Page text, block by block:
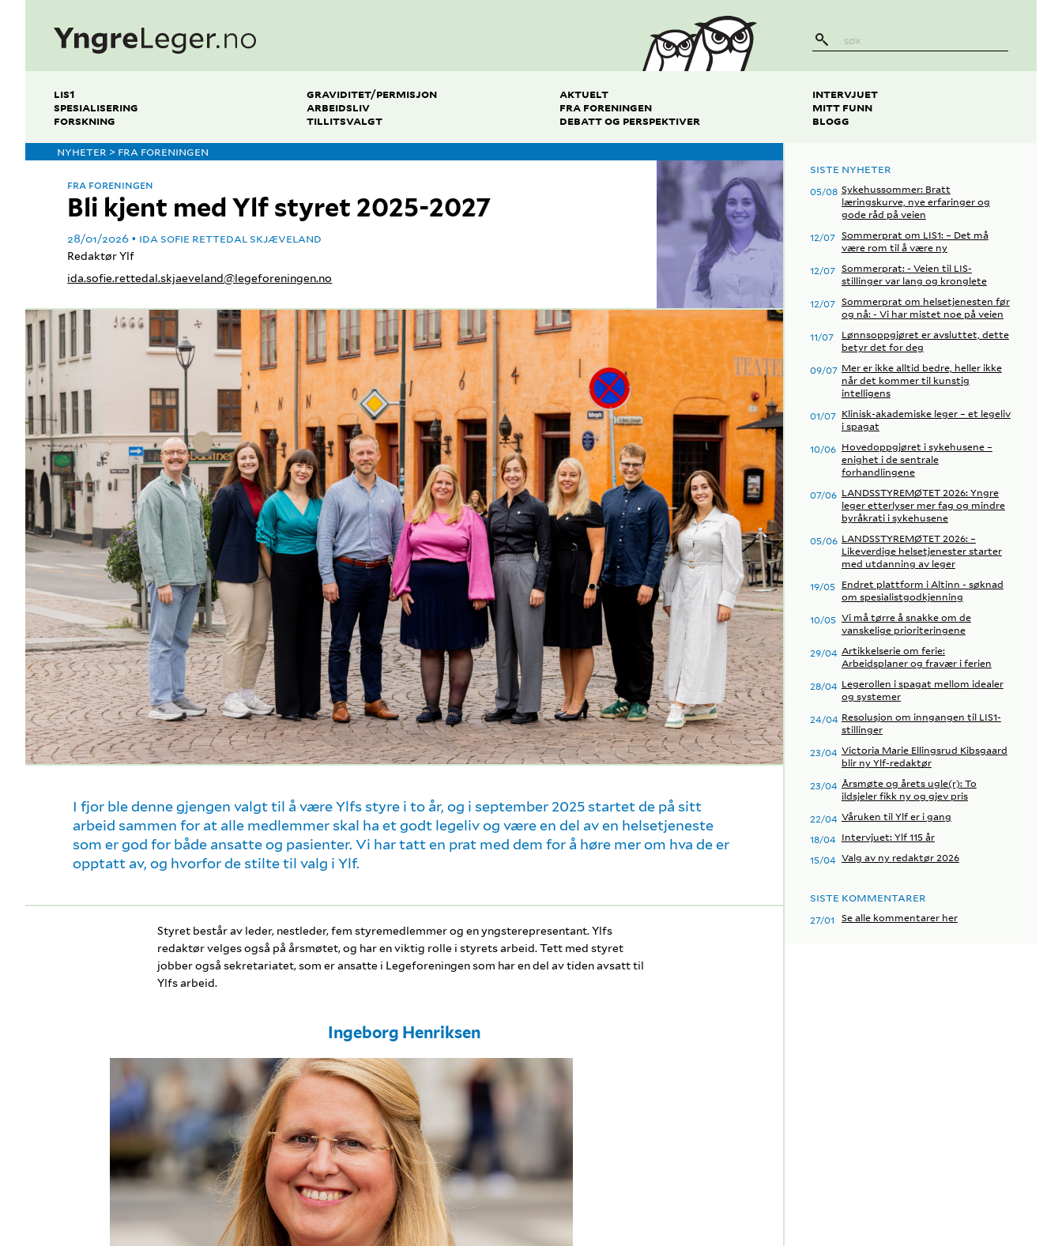
LIS1
SPESIALISERING
FORSKNING
GRAVIDITET/PERMISJON
ARBEIDSLIV
TILLITSVALGT
AKTUELT
FRA FORENINGEN
DEBATT OG PERSPEKTIVER
INTERVJUET
MITT FUNN
BLOGG
NYHETER > FRA FORENINGEN
Bli kjent med Ylf styret 2025-2027
FRA FORENINGEN
28/01/2026 IDA SOFIE RETTEDAL SKJÆVELAND
Redaktør Ylf
ida.sofie.rettedal.skjaeveland@legeforeningen.no
I fjor ble denne gjengen valgt til å være Ylfs styre i to år, og i september 2025 startet de på sitt
arbeid sammen for at alle medlemmer skal ha et godt legeliv og være en del av en helsetjeneste
som er god for både ansatte og pasienter. Vi har tatt en prat med dem for å høre mer om hva de er
opptatt av, og hvorfor de stilte til valg i Ylf.
Styret består av leder, nestleder, fem styremedlemmer og en yngsterepresentant. Ylfs
redaktør velges også på årsmøtet, og har en viktig rolle i styrets arbeid. Tett med styret
jobber også sekretariatet, som er ansatte i Legeforeningen som har en del av tiden avsatt til
Ylfs arbeid.
Ingeborg Henriksen
SISTE NYHETER
05/08 Sykehussommer: Bratt
læringskurve, nye erfaringer og
gode råd på veien
12/07 Sommerprat om LIS1: – Det må
være rom til å være ny
12/07 Sommerprat: - Veien til LIS-
stillinger var lang og kronglete
12/07 Sommerprat om helsetjenesten før
og nå: - Vi har mistet noe på veien
11/07
Lønnsoppgjøret er avsluttet, dette
betyr det for deg
09/07 Mer er ikke alltid bedre, heller ikke
når det kommer til kunstig
intelligens
01/07 Klinisk-akademiske leger – et legeliv
i spagat
10/06 Hovedoppgjøret i sykehusene –
enighet i de sentrale
forhandlingene
07/06 LANDSSTYREMØTET 2026: Yngre
leger etterlyser mer fag og mindre
byråkrati i sykehusene
05/06 LANDSSTYREMØTET 2026: –
Likeverdige helsetjenester starter
med utdanning av leger
19/05 Endret plattform i Altinn - søknad
om spesialistgodkjenning
10/05 Vi må tørre å snakke om de
vanskelige prioriteringene
29/04 Artikkelserie om ferie:
Arbeidsplaner og fravær i ferien
28/04 Legerollen i spagat mellom idealer
og systemer
24/04 Resolusjon om inngangen til LIS1-
stillinger
23/04 Victoria Marie Ellingsrud Kibsgaard
blir ny Ylf-redaktør
23/04 Årsmøte og årets ugle(r): To
ildsjeler fikk ny og gjev pris
22/04 Våruken til Ylf er i gang
18/04 Intervjuet: Ylf 115 år
15/04 Valg av ny redaktør 2026
SISTE KOMMENTARER
27/01 Se alle kommentarer her